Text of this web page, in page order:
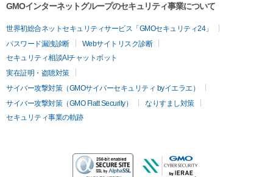
GMOインターネットグループのセキュリティ事業について
世界初総合ネットセキュリティサービス「GMOセキュリティ24」
パスワード漏洩診断
Webサイトリスク診断
セキュリティ相談AIチャットボット
実在証明・盗聴対策
サイバー攻撃対策（GMOサイバーセキュリティ byイエラエ）
サイバー攻撃対策（GMO Flatt Security）
なりすまし対策
セキュリティ事業の軌跡